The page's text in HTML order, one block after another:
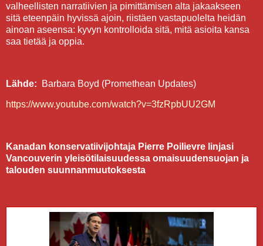
valheellisten narratiivien ja pimittämisen alta jakaakseen
sitä eteenpäin hyvissä ajoin, riistäen vastapuolelta heidän
ainoan aseensa: kyvyn kontrolloida sitä, mitä asioita kansa
saa tietää ja oppia.
Lähde: Barbara Boyd (Promethean Updates)
https://www.youtube.com/watch?v=3fzRpbUU2GM
Kanadan konservatiivijohtaja Pierre Poilievre linjasi
Vancouverin yleisötilaisuudessa omaisuudensuojan ja
talouden suunnanmuutoksesta